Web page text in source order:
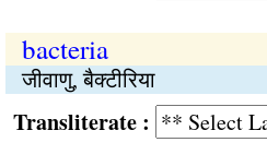
bacteria
जीवाणु, बैक्टीरिया
: